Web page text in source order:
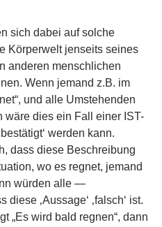
sich dabei auf solche
Körperwelt jenseits seines
anderen menschlichen
Wenn jemand z.B. im
und alle Umstehenden
wäre dies ein Fall einer IST-
werden kann.
dass diese Beschreibung
wo es regnet, jemand
würden alle —
‚Aussage‘ ‚falsch‘ ist.
„Es wird bald regnen“, dann